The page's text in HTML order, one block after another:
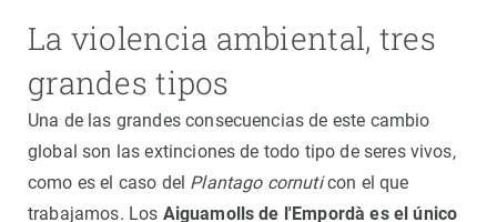
La violencia ambiental, tres
grandes tipos
Una de las grandes consecuencias de este cambio
global son las extinciones de todo tipo de seres vivos,
como es el caso del Plantago cornuticon el que
trabajamos. Los Aiguamolls de l'Empordà es el único